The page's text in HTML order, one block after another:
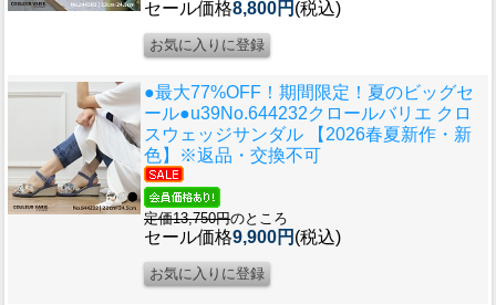
セール価格8,800円 (税込)
●最大77%OFF！期間限定！夏のビッグセ
ール●u39No.644232クロールバリエ クロ
スウェッジサンダル 【2026春夏新作・新
色】※返品・交換不可
定価13,750円のところ
セール価格9,900円 (税込)